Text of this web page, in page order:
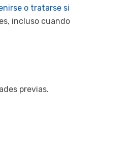
o tratarse si
incluso cuando
previas.